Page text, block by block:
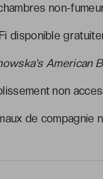
non-
disponible
American
non
de compagnie